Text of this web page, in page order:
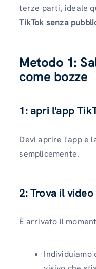
terze parti, ideale
TikTok senza
Metodo 1:
come bozze
1: apri l'app
Devi aprire l'app e
semplicemente.
2: Trova il
È arrivato il